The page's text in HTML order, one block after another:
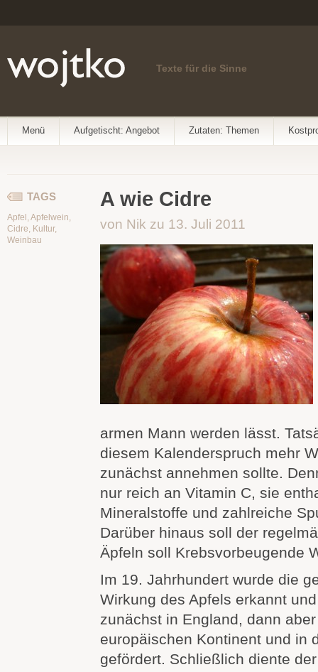
Texte für die Sinne
Menü Aufgetischt: Angebot Zutaten: Themen
TAGS
Apfel ,Apfelwein,
Cidre, Kultur,
Weinbau
A wie Cidre
von Nik zu 13. Juli 2011
armen Mann werden lässt.
diesem Kalenderspruch mehr
zunächst annehmen sollte.
nur reich an Vitamin C, sie
Mineralstoffe und zahlreiche
Darüber hinaus soll der
Äpfeln soll Krebsvorbeugende
Im 19. Jahrhundert wurde die
Wirkung des Apfels erkannt
zunächst in England, dann
europäischen Kontinent und in
gefördert. Schließlich diente